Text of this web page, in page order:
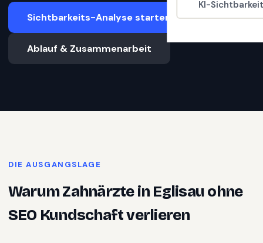
KI-
Sichtbarkeits-Analyse starten
Ablauf & Zusammenarbeit
DIE AUSGANGSLAGE
WarumZahnärzteinEglisauohne
SEO Kundschaft verlieren